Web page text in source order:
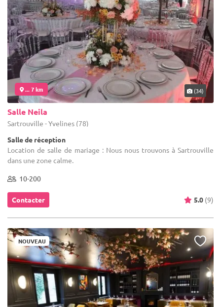
... 7 km (34)
Salle Neila
Sartrouville - Yvelines (78)
Salle de réception
Location de salle de mariage : Nous nous trouvons à Sartrouville
dans une zone calme.
10-200
Contacter 5.0 (9)
NOUVEAU